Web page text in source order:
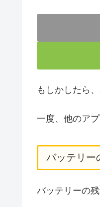
もしかしたら
一度、他のア
バッテリー
バッテリーの